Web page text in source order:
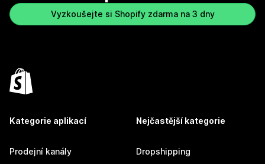
Vyzkoušejte si Shopify zdarma na 3 dny
Kategorie aplikací
Prodejní kanály
Nejčastější kategorie
Dropshipping